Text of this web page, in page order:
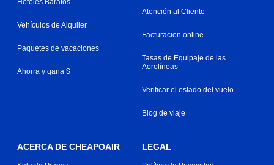
Hoteles Baratos
Vehículos de Alquiler
Paquetes de vacaciones
Ahorra y gana $
Atención al Cliente
Facturacion online
Tasas de Equipaje de las
Aerolíneas
Verificar el estado del vuelo
Blog de viaje
ACERCA DE CHEAPOAIR LEGAL